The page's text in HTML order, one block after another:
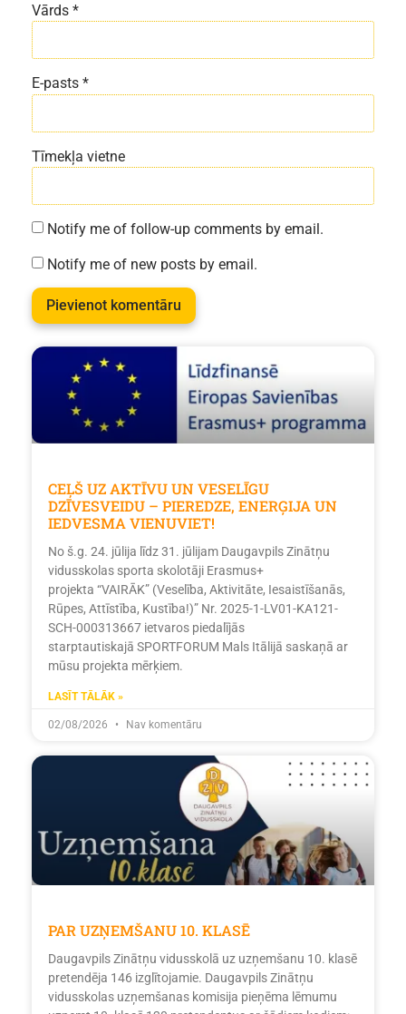
Vārds *
E-pasts *
Tīmekļa vietne
Notify me of follow-up comments by email.
Notify me of new posts by email.
CEĻŠ UZ AKTĪVU UN VESELĪGU
DZĪVESVEIDU – PIEREDZE, ENERĢIJA UN
IEDVESMA VIENUVIET!
No š.g. 24. jūlija līdz 31. jūlijam Daugavpils Zinātņu
vidusskolas sporta skolotāji Erasmus+
projekta “VAIRĀK” (Veselība, Aktivitāte, Iesaistīšanās,
Rūpes, Attīstība, Kustība!)” Nr. 2025-1-LV01-KA121-
SCH-000313667 ietvaros piedalījās
starptautiskajā SPORTFORUM Mals Itālijā saskaņā ar
mūsu projekta mērķiem.
LASĪT TĀLĀK »
02/08/2026 Nav komentāru
PAR UZŅEMŠANU 10. KLASĒ
Daugavpils Zinātņu vidusskolā uz uzņemšanu 10. klasē
pretendēja 146 izglītojamie. Daugavpils Zinātņu
vidusskolas uzņemšanas komisija pieņēma lēmumu